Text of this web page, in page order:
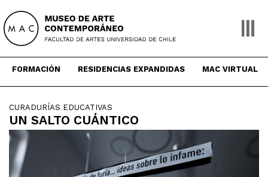
content
FORMACIÓN RESIDENCIAS EXPANDIDAS MAC VIRTUAL
CURADURÍAS EDUCATIVAS
UN SALTO CUÁNTICO